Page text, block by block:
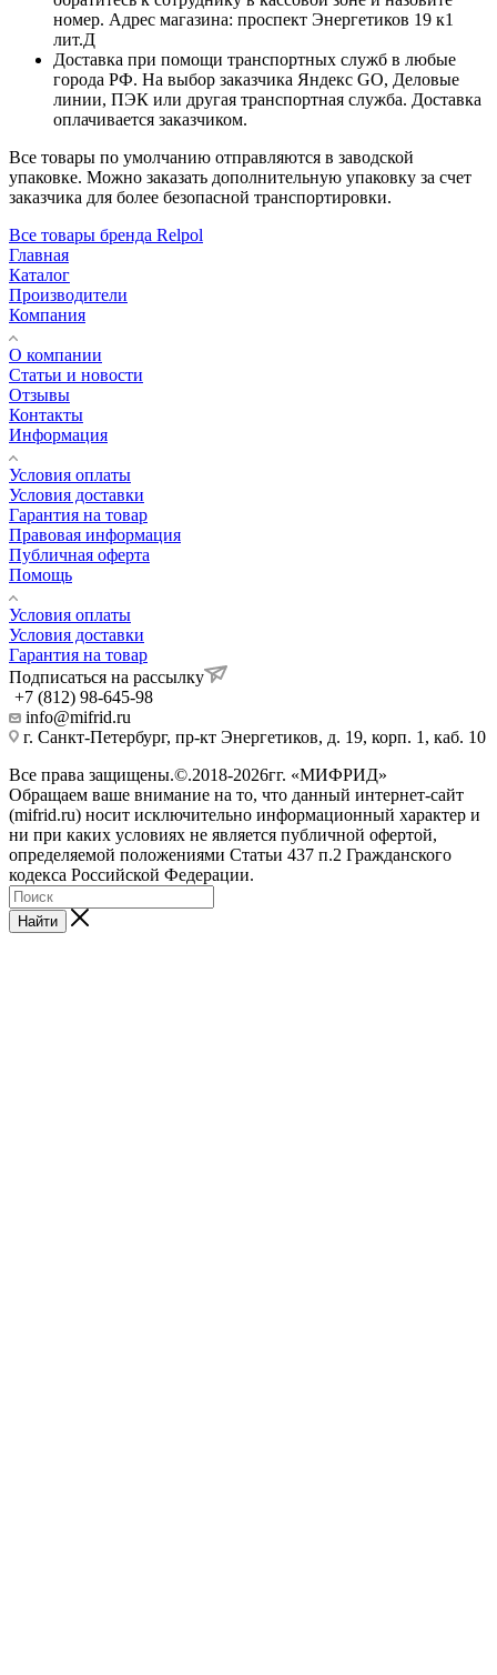
номер. Адрес магазина: проспект Энергетиков 19 к1
лит.Д
Доставка при помощи транспортных служб в любые
города РФ. На выбор заказчика Яндекс GO, Деловые
линии, ПЭК или другая транспортная служба. Доставка
оплачивается заказчиком.
Все товары по умолчанию отправляются в заводской
упаковке. Можно заказать дополнительную упаковку за счет
заказчика для более безопасной транспортировки.
Все товары бренда Relpol
Главная
Каталог
Производители
Компания
О компании
Статьи и новости
Отзывы
Контакты
Информация
Условия оплаты
Условия доставки
Гарантия на товар
Правовая информация
Публичная оферта
Помощь
Условия оплаты
Условия доставки
Гарантия на товар
Подписаться на рассылку
+7 (812) 98-645-98
info@mifrid.ru
г. Санкт-Петербург, пр-кт Энергетиков, д. 19, корп. 1, каб. 10
Все права защищены.©.2018-2026гг. «МИФРИД»
Обращаем ваше внимание на то, что данный интернет-сайт
(mifrid.ru) носит исключительно информационный характер и
ни при каких условиях не является публичной офертой,
определяемой положениями Статьи 437 п.2 Гражданского
кодекса Российской Федерации.
Найти